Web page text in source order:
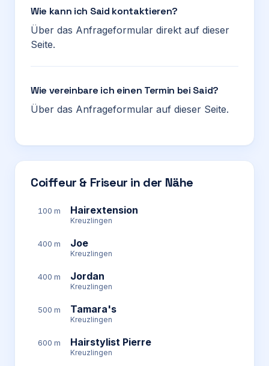
Wie kann ich Said kontaktieren?
Über das Anfrageformular direkt auf dieser
Seite.
Wie vereinbare ich einen Termin bei Said?
Über das Anfrageformular auf dieser Seite.
Coiffeur & Friseur in der Nähe
100 m Hairextension
Kreuzlingen
400 m Joe
Kreuzlingen
400 m Jordan
Kreuzlingen
500 m Tamara's
Kreuzlingen
600 m Hairstylist Pierre
Kreuzlingen